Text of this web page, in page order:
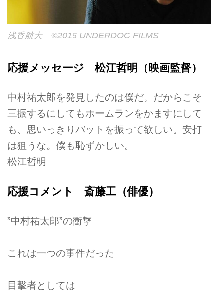
浅香航大 ©2016 UNDERDOG FILMS
応援メッセージ 松江哲明（映画監督）
中村祐太郎を発見したのは僕だ。だからこそ
三振するにしてもホームランをかますにして
も、思いっきりバットを振って欲しい。安打
は狙うな。僕も恥ずかしい。
松江哲明
応援コメント 斎藤工（俳優）
”中村祐太郎”の衝撃
これは一つの事件だった
目撃者としては